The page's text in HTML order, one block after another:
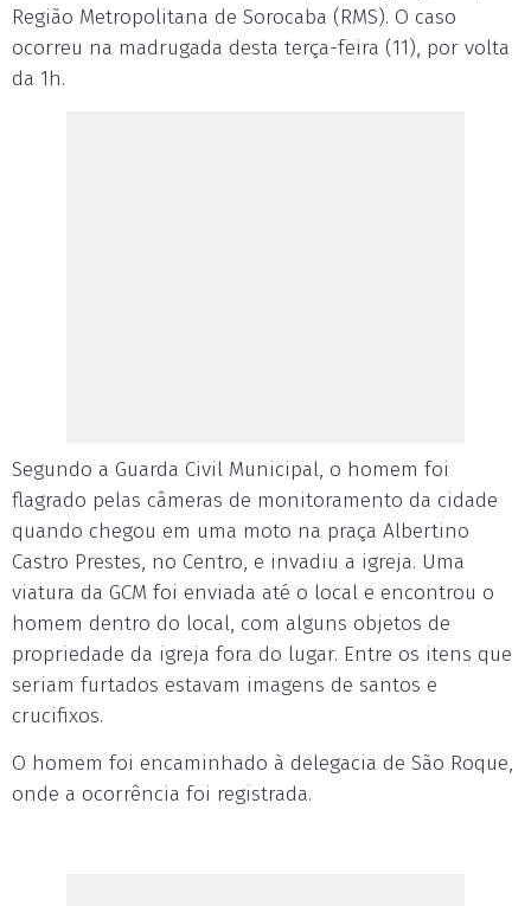
Região Metropolitana de Sorocaba (RMS). O caso
ocorreu na madrugada desta terça-feira (11), por volta
da 1h.
Segundo a Guarda Civil Municipal, o homem foi
flagrado pelas câmeras de monitoramento da cidade
quando chegou em uma moto na praça Albertino
Castro Prestes, no Centro, e invadiu a igreja. Uma
viatura da GCM foi enviada até o local e encontrou o
homem dentro do local, com alguns objetos de
propriedade da igreja fora do lugar. Entre os itens que
seriam furtados estavam imagens de santos e
crucifixos.
O homem foi encaminhado à delegacia de São Roque,
onde a ocorrência foi registrada.